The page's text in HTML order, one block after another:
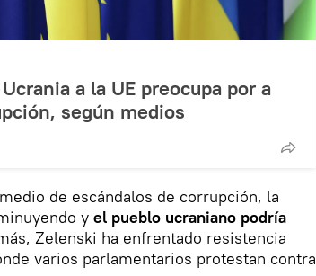
a la UE preocupa por a
según medios
de escándalos de corrupción, la
y el pueblo ucraniano podría
Zelenski ha enfrentado resistencia
varios parlamentarios protestan contra